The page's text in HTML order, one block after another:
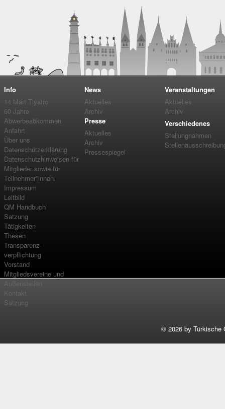
Info
14 Mart Tiyatro
60 Jahre
Abwerbeabkommen
Anfahrt
Über uns
Datenschutzerklärung
Datenschutzhinweisen für
Mitglieder sowie für
Teilnehmer*innen.
Impressum
Leitbild
QM Handbuch
Satzung
Tätigkeiten
Thesen
Transparenz-
verpflichtung
Vorstand
Mitgliedsvereine und
Außenstellen
Kontakt
Satzung
News
Aktuelles
Archiv
Presse
Aktuelles
Archiv
Pressespiegel
Veranstaltungen
Aktuelles
Archiv
Verschiedenes
Stellungnahmen
© 2026 by Türkische